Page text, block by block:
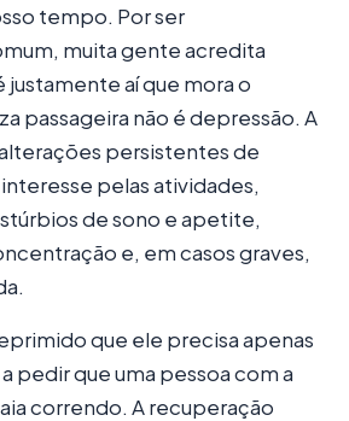
tempo. Por ser
muita gente acredita
aí que mora o
passageira não é depressão. A
persistentes de
pelas atividades,
de sono e apetite,
e, em casos graves,
que ele precisa apenas
pedir que uma pessoa com a
correndo. A recuperação